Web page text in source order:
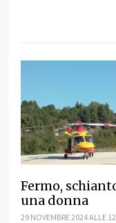
Fermo,
una donna
29 NOVEMBRE 2024 ALLE